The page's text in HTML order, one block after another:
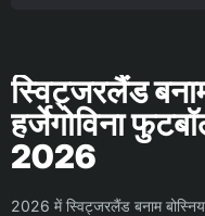
स्विट्जरलैंड
हर्जेगोविना
2026
2026 में स्विट्जरलैंड बनाम